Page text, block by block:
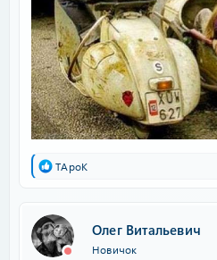
Р
ц
и
и
TApoK
Олег Витальевич
Новичок